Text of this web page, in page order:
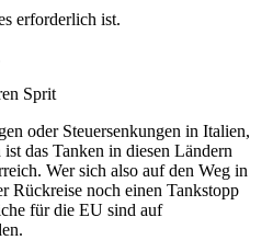
erforderlich ist.
Sprit
oder Steuersenkungen in Italien,
das Tanken in diesen Ländern
Wer sich also auf den Weg in
Rückreise noch einen Tankstopp
für die EU sind auf